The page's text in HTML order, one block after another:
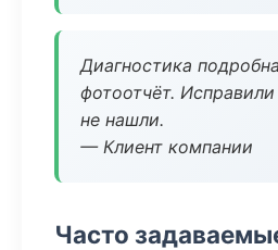
Диагностика
фотоотчёт.
не нашли.
— Клиент компании
Часто